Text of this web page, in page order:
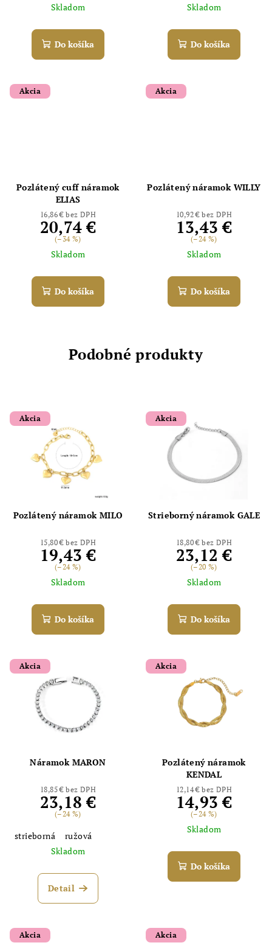
Skladom
Do košíka
Skladom
Do košíka
Akcia
Pozlátený cuff náramok
ELIAS
16,86 € bez DPH
20,74 €
(–34 %)
Skladom
Do košíka
Akcia
Pozlátený náramok WILLY
10,92 € bez DPH
13,43 €
(–24 %)
Skladom
Do košíka
Podobné produkty
Akcia
Pozlátený náramok MILO
15,80 € bez DPH
19,43 €
(–24 %)
Skladom
Do košíka
Akcia
Strieborný náramok GALE
18,80 € bez DPH
23,12 €
(–20 %)
Skladom
Do košíka
Akcia
Náramok MARON
18,85 € bez DPH
23,18 €
(–24 %)
strieborná
ružová
Skladom
Detail
Akcia
Pozlátený náramok
KENDAL
12,14 € bez DPH
14,93 €
(–24 %)
Skladom
Do košíka
Akcia Akcia